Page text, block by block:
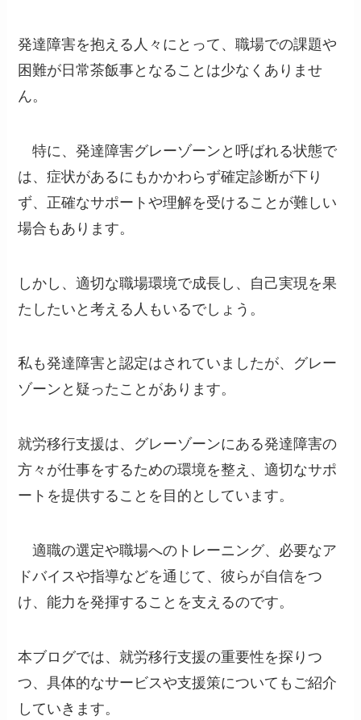
発達障害を抱える人々にとって、職場での課題や
困難が日常茶飯事となることは少なくありませ
ん。
特に、発達障害グレーゾーンと呼ばれる状態で
は、症状があるにもかかわらず確定診断が下り
ず、正確なサポートや理解を受けることが難しい
場合もあります。
しかし、適切な職場環境で成長し、自己実現を果
たしたいと考える人もいるでしょう。
私も発達障害と認定はされていましたが、グレー
ゾーンと疑ったことがあります。
就労移行支援は、グレーゾーンにある発達障害の
方々が仕事をするための環境を整え、適切なサポ
ートを提供することを目的としています。
適職の選定や職場へのトレーニング、必要なア
ドバイスや指導などを通じて、彼らが自信をつ
け、能力を発揮することを支えるのです。
本ブログでは、就労移行支援の重要性を探りつ
つ、具体的なサービスや支援策についてもご紹介
していきます。